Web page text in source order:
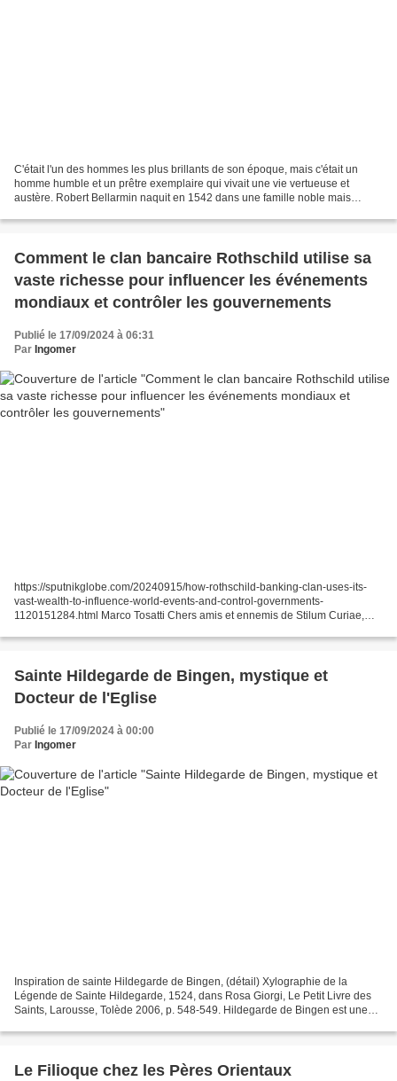
C'était l'un des hommes les plus brillants de son époque, mais c'était un
homme humble et un prêtre exemplaire qui vivait une vie vertueuse et
austère. Robert Bellarmin naquit en 1542 dans une famille noble mais
Comment le clan bancaire Rothschild utilise sa
vaste richesse pour influencer les événements
mondiaux et contrôler les gouvernements
Publié le 17/09/2024 à 06:31
Par Ingomer
https://sputnikglobe.com/20240915/how-rothschild-banking-clan-uses-its-
vast-wealth-to-influence-world-events-and-control-governments-
1120151284.html Marco Tosatti Chers amis et ennemis de Stilum Curiae,
Sainte Hildegarde de Bingen, mystique et
Docteur de l'Eglise
Publié le 17/09/2024 à 00:00
Par Ingomer
Inspiration de sainte Hildegarde de Bingen, (détail) Xylographie de la
Légende de Sainte Hildegarde, 1524, dans Rosa Giorgi, Le Petit Livre des
Saints, Larousse, Tolède 2006, p. 548-549. Hildegarde de Bingen est une
Le Filioque chez les Pères Orientaux